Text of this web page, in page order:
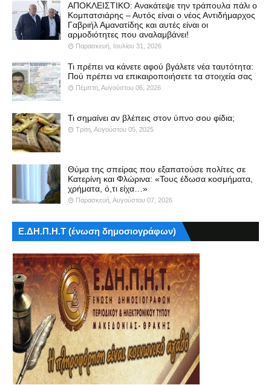
ΑΠΟΚΛΕΙΣΤΙΚΟ: Ανακάτεψε την τράπουλα πάλι ο
Κομπατσιάρης – Αυτός είναι ο νέος Αντιδήμαρχος
Γαβριήλ Αμανατίδης και αυτές είναι οι
αρμοδιότητες που αναλαμβάνει!
Παρασκευή, Ιουλίου 31, 2026
Τι πρέπει να κάνετε αφού βγάλετε νέα ταυτότητα:
Πού πρέπει να επικαιροποιήσετε τα στοιχεία σας
Πέμπτη, Αυγούστου 06, 2026
Τι σημαίνει αν βλέπεις στον ύπνο σου φίδια;
Τρίτη, Αυγούστου 05, 2025
Θύμα της σπείρας που εξαπατούσε πολίτες σε
Κατερίνη και Φλώρινα: «Τους έδωσα κοσμήματα,
χρήματα, ό,τι είχα…»
Παρασκευή, Αυγούστου 07, 2026
Ε.ΔΗ.Π.Η.Τ (ένωση δημοσιογράφων)